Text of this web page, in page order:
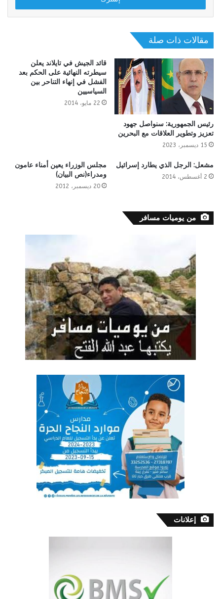
مقالات ذات صلة
رئيس الجمهورية: سنواصل جهود
تعزيز وتطوير العلاقات مع البحرين
15 ديسمبر، 2023
قائد الجيش في تايلاند يعلن
سيطرته النهائية على الحكم بعد
الفشل في إنهاء التناحر بين
السياسيين
22 مايو، 2014
مشعل: الرجل الذي يطارد إسرائيل
2 أغسطس، 2014
مجلس الوزراء يعين أمناء عامون
ومدراء(نص البيان)
20 ديسمبر، 2012
من يوميات مسافر
إعلانات